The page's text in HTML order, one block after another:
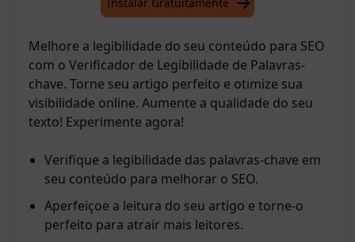
Instalar Gratuitamente
Melhore a legibilidade do seu conteúdo para SEO
com o Verificador de Legibilidade de Palavras-
chave. Torne seu artigo perfeito e otimize sua
visibilidade online. Aumente a qualidade do seu
texto! Experimente agora!
Verifique a legibilidade das palavras-chave em
seu conteúdo para melhorar o SEO.
Aperfeiçoe a leitura do seu artigo e torne-o
perfeito para atrair mais leitores.